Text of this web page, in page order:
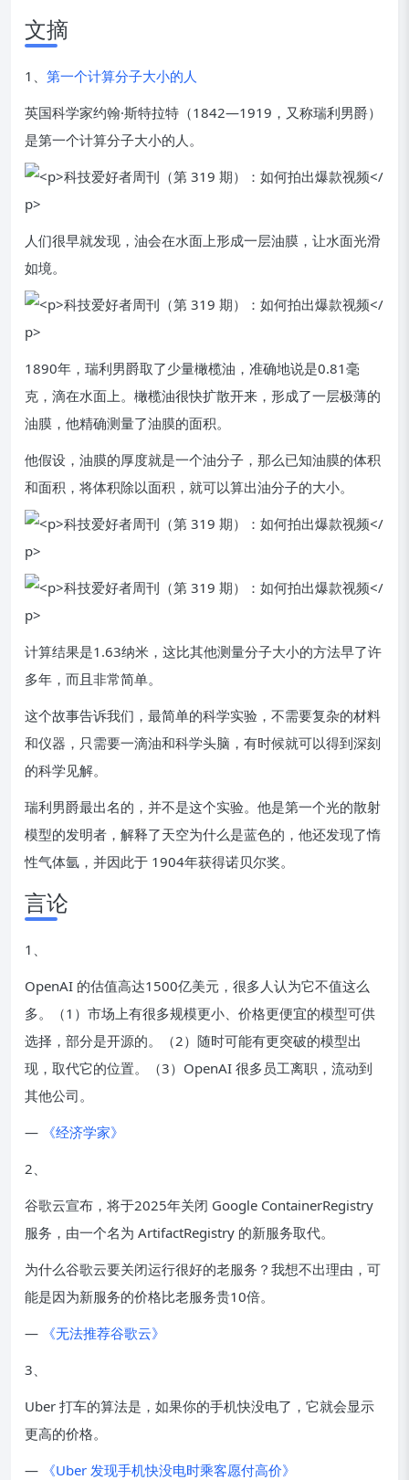
文摘
1、 第一个计算分子大小的人
英国科学家约翰·斯特拉特（1842—1919，又称瑞利男爵）
是第一个计算分子大小的人。
人们很早就发现，油会在水面上形成一层油膜，让水面光滑
如境。
1890年，瑞利男爵取了少量橄榄油，准确地说是0.81毫
克，滴在水面上。橄榄油很快扩散开来，形成了一层极薄的
油膜，他精确测量了油膜的面积。
他假设，油膜的厚度就是一个油分子，那么已知油膜的体积
和面积，将体积除以面积，就可以算出油分子的大小。
计算结果是1.63纳米，这比其他测量分子大小的方法早了许
多年，而且非常简单。
这个故事告诉我们，最简单的科学实验，不需要复杂的材料
和仪器，只需要一滴油和科学头脑，有时候就可以得到深刻
的科学见解。
瑞利男爵最出名的，并不是这个实验。他是第一个光的散射
模型的发明者，解释了天空为什么是蓝色的，他还发现了惰
性气体氩，并因此于 1904年获得诺贝尔奖。
言论
1、
OpenAI 的估值高达1500亿美元，很多人认为它不值这么
多。（1）市场上有很多规模更小、价格更便宜的模型可供
选择，部分是开源的。（2）随时可能有更突破的模型出
现，取代它的位置。（3）OpenAI 很多员工离职，流动到
其他公司。
— 《经济学家》
2、
谷歌云宣布，将于2025年关闭 Google ContainerRegistry
服务，由一个名为 ArtifactRegistry 的新服务取代。
为什么谷歌云要关闭运行很好的老服务？我想不出理由，可
能是因为新服务的价格比老服务贵10倍。
— 《无法推荐谷歌云》
3、
Uber 打车的算法是，如果你的手机快没电了，它就会显示
更高的价格。
— 《Uber 发现手机快没电时乘客愿付高价》